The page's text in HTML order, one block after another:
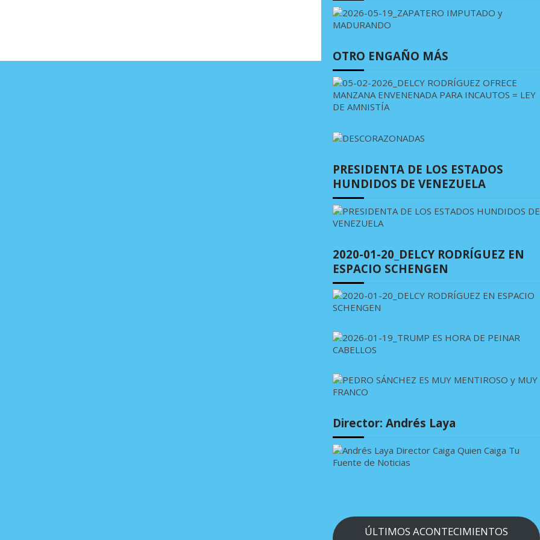
OTRO ENGAÑO MÁS
PRESIDENTA DE LOS ESTADOS
HUNDIDOS DE VENEZUELA
2020-01-20_DELCY RODRÍGUEZ EN
ESPACIO SCHENGEN
Director: Andrés Laya
ÚLTIMOS ACONTECIMIENTOS